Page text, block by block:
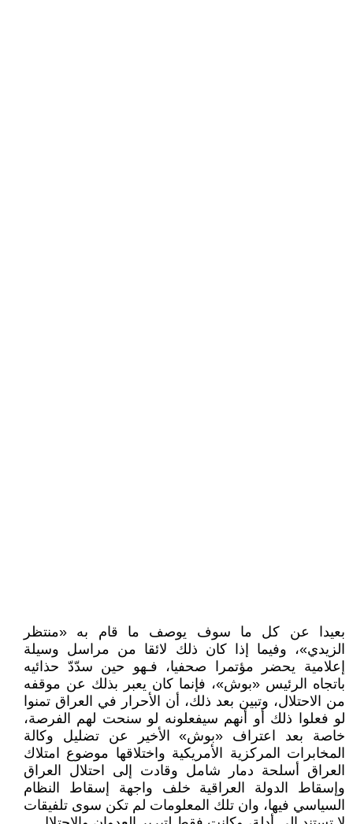
بعيدا عن كل ما سوف يوصف ما قام به «منتظر
الزيدي»، وفيما إذا كان ذلك لائقا من مراسل وسيلة
إعلامية يحضر مؤتمرا صحفيا، فـهو حين سدّدّ حذائيه
باتجاه الرئيس «بوش»، فإنما كان يعبر بذلك عن موقفه
من الاحتلال، وتبين بعد ذلك، أن الأحرار في العراق تمنوا
لو فعلوا ذلك أو أنهم سيفعلونه لو سنحت لهم الفرصة،
خاصة بعد اعتراف «بوش» الأخير عن تضليل وكالة
المخابرات المركزية الأمريكية واختلاقها موضوع امتلاك
العراق أسلحة دمار شامل وقادت إلى احتلال العراق
وإسقاط الدولة العراقية خلف واجهة إسقاط النظام
السياسي فيها، وان تلك المعلومات لم تكن سوى تلفيقات